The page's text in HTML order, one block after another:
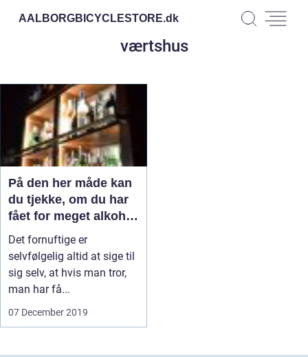
AALBORGBICYCLESTORE.dk
værtshus
På den her måde kan
du tjekke, om du har
fået for meget alkohol
på et værtshus
Det fornuftige er
selvfølgelig altid at sige til
sig selv, at hvis man tror,
man har få...
07 December 2019